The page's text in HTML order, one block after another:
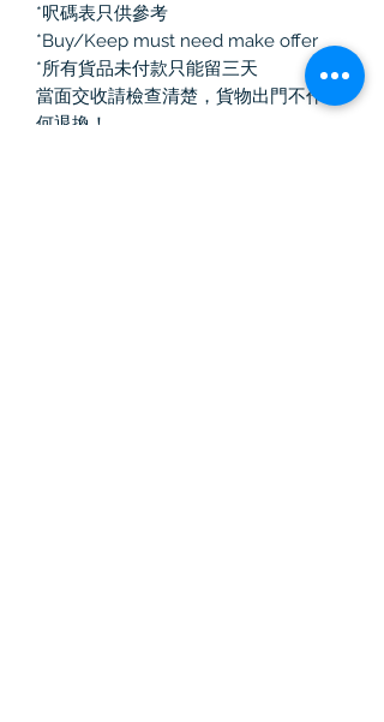
*呎碼表只供參考
*Buy/Keep must need make offer
*所有貨品未付款只能留三天
當面交收請檢查清楚，貨物出門不作任
何退換！